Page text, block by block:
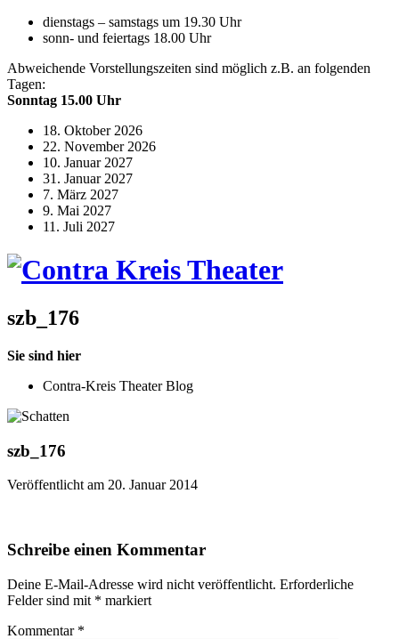
dienstags – samstags um 19.30 Uhr
sonn- und feiertags 18.00 Uhr
Abweichende Vorstellungszeiten sind möglich z.B. an folgenden
Tagen:
Sonntag 15.00 Uhr
18. Oktober 2026
22. November 2026
10. Januar 2027
31. Januar 2027
7. März 2027
9. Mai 2027
11. Juli 2027
szb_176
Sie sind hier
Contra-Kreis Theater Blog
szb_176
Veröffentlicht am 20. Januar 2014
Schreibe einen Kommentar
Deine E-Mail-Adresse wird nicht veröffentlicht. Erforderliche
Felder sind mit * markiert
Kommentar *